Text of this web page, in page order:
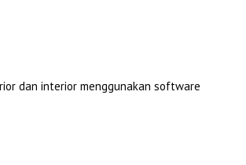
dan interior menggunakan software